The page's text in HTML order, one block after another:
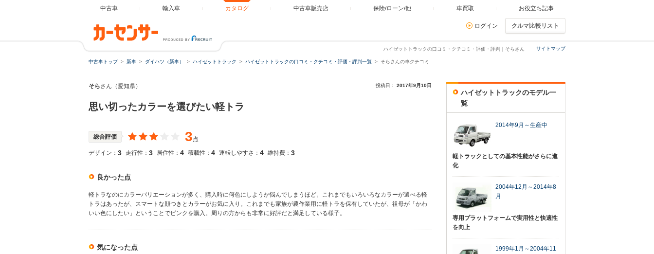
中古車 輸入車 カタログ 中古車販売店 保険/ローン/他 車買取 お役立ち記事
ログイン クルマ比較リスト
サイトマップ
ハイゼットトラックの口コミ・クチコミ・評価・評判｜そらさん
中古車トップ 新車 ダイハツ（新車） ハイゼットトラック ハイゼットトラックの口コミ・クチコミ・評価・評判一覧 そらさんの車クチコミ
そらさん（愛知県） 投稿日： 2017年9月10日
思い切ったカラーを選びたい軽トラ
総合評価 3点
デザイン： 3 走行性： 3 居住性： 4 積載性： 4 運転しやすさ： 4 維持費： 3
良かった点
軽トラなのにカラーバリエーションが多く、購入時に何色にしようか悩んでしまうほど。これまでもいろいろなカラーが選べる軽
トラはあったが、スマートな顔つきとカラーがお気に入り。これまでも家族が農作業用に軽トラを保有していたが、祖母が「かわ
いい色にしたい」ということでピンクを購入。周りの方からも非常に好評だと満足している様子。
気になった点
ハイゼットトラックのモデル一
覧
2014年9月～生産中
軽トラックとしての基本性能がさらに進
化
2004年12月～2014年8
月
専用プラットフォームで実用性と快適性
を向上
1999年1月～2004年11